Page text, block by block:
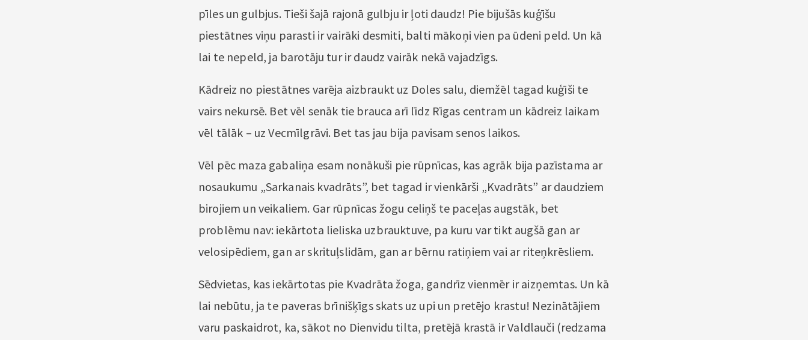
pīles un gulbjus. Tieši šajā rajonā gulbju ir ļoti daudz! Pie bijušās kuģīšu
piestātnes viņu parasti ir vairāki desmiti, balti mākoņi vien pa ūdeni peld. Un kā
lai te nepeld, ja barotāju tur ir daudz vairāk nekā vajadzīgs.
Kādreiz no piestātnes varēja aizbraukt uz Doles salu, diemžēl tagad kuģīši te
vairs nekursē. Bet vēl senāk tie brauca arī līdz Rīgas centram un kādreiz laikam
vēl tālāk – uz Vecmīlgrāvi. Bet tas jau bija pavisam senos laikos.
Vēl pēc maza gabaliņa esam nonākuši pie rūpnīcas, kas agrāk bija pazīstama ar
nosaukumu „Sarkanais kvadrāts”, bet tagad ir vienkārši „Kvadrāts” ar daudziem
birojiem un veikaliem. Gar rūpnīcas žogu celiņš te paceļas augstāk, bet
problēmu nav: iekārtota lieliska uzbrauktuve, pa kuru var tikt augšā gan ar
velosipēdiem, gan ar skrituļslidām, gan ar bērnu ratiņiem vai ar riteņkrēsliem.
Sēdvietas, kas iekārtotas pie Kvadrāta žoga, gandrīz vienmēr ir aizņemtas. Un kā
lai nebūtu, ja te paveras brīnišķīgs skats uz upi un pretējo krastu! Nezinātājiem
varu paskaidrot, ka, sākot no Dienvidu tilta, pretējā krastā ir Valdlauči (redzama